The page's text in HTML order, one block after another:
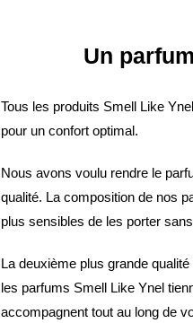
Un
Tous les produits Smell Like
pour un confort optimal.
Nous avons voulu rendre le
qualité. La composition de nos
plus sensibles de les porter
La deuxième plus grande
les parfums Smell Like Ynel
accompagnent tout au long de